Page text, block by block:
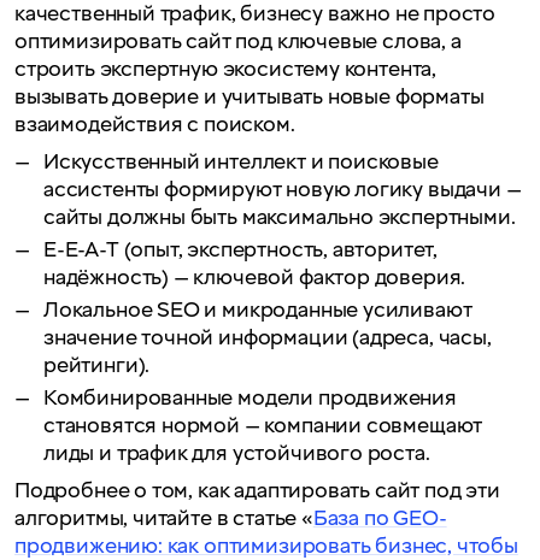
качественный трафик, бизнесу важно не просто
оптимизировать сайт под ключевые слова, а
строить экспертную экосистему контента,
вызывать доверие и учитывать новые форматы
взаимодействия с поиском.
Искусственный интеллект и поисковые
ассистенты формируют новую логику выдачи —
сайты должны быть максимально экспертными.
E-E-A-T (опыт, экспертность, авторитет,
надёжность) — ключевой фактор доверия.
Локальное SEO и микроданные усиливают
значение точной информации (адреса, часы,
рейтинги).
Комбинированные модели продвижения
становятся нормой — компании совмещают
лиды и трафик для устойчивого роста.
Подробнее о том, как адаптировать сайт под эти
алгоритмы, читайте в статье «База по GEO-
продвижению: как оптимизировать бизнес, чтобы